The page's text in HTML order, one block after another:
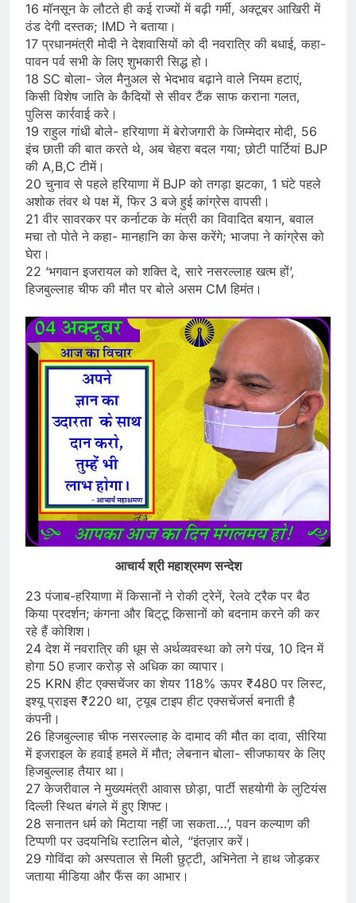
16 मॉनसून के लौटते ही कई राज्यों में बढ़ी गर्मी, अक्टूबर आखिरी में
ठंड देगी दस्तक; IMD ने बताया।
17 प्रधानमंत्री मोदी ने देशवासियों को दी नवरात्रि की बधाई, कहा-
पावन पर्व सभी के लिए शुभकारी सिद्ध हो।
18 SC बोला- जेल मैनुअल से भेदभाव बढ़ाने वाले नियम हटाएं,
किसी विशेष जाति के कैदियों से सीवर टैंक साफ कराना गलत,
पुलिस कार्रवाई करे।
19 राहुल गांधी बोले- हरियाणा में बेरोजगारी के जिम्मेदार मोदी, 56
इंच छाती की बात करते थे, अब चेहरा बदल गया; छोटी पार्टियां BJP
की A,B,C टीमें।
20 चुनाव से पहले हरियाणा में BJP को तगड़ा झटका, 1 घंटे पहले
अशोक तंवर थे पक्ष में, फिर 3 बजे हुई कांग्रेस वापसी।
21 वीर सावरकर पर कर्नाटक के मंत्री का विवादित बयान, बवाल
मचा तो पोते ने कहा- मानहानि का केस करेंगे; भाजपा ने कांग्रेस को
घेरा।
22 ‘भगवान इजरायल को शक्ति दे, सारे नसरल्लाह खत्म हों’,
हिजबुल्लाह चीफ की मौत पर बोले असम CM हिमंत।
आचार्य श्री महाश्रमण सन्देश
23 पंजाब-हरियाणा में किसानों ने रोकी ट्रेनें, रेलवे ट्रैक पर बैठ
किया प्रदर्शन; कंगना और बिट्‌टू किसानों को बदनाम करने की कर
रहे हैं कोशिश।
24 देश में नवरात्रि की धूम से अर्थव्यवस्था को लगे पंख, 10 दिन में
होगा 50 हजार करोड़ से अधिक का व्यापार।
25 KRN हीट एक्सचेंजर का शेयर 118% ऊपर ₹480 पर लिस्ट,
इश्यू प्राइस ₹220 था, ट्यूब टाइप हीट एक्सचेंजर्स बनाती है
कंपनी।
26 हिजबुल्लाह चीफ नसरल्लाह के दामाद की मौत का दावा, सीरिया
में इजराइल के हवाई हमले में मौत; लेबनान बोला- सीजफायर के लिए
हिजबुल्लाह तैयार था।
27 केजरीवाल ने मुख्यमंत्री आवास छोड़ा, पार्टी सहयोगी के लुटियंस
दिल्ली स्थित बंगले में हुए शिफ्ट।
28 सनातन धर्म को मिटाया नहीं जा सकता…’, पवन कल्याण की
टिप्पणी पर उदयनिधि स्टालिन बोले, “इंतज़ार करें।
29 गोविंदा को अस्पताल से मिली छुट्टी, अभिनेता ने हाथ जोड़कर
जताया मीडिया और फैंस का आभार।